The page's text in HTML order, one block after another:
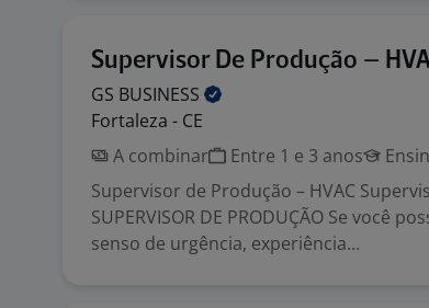
Supervisor De Produção –
GS BUSINESS
Fortaleza - CE
A combinar
Entre 1 e 3 anos
Supervisor de Produção – HVAC
SUPERVISOR DE PRODUÇÃO Se você
senso de urgência, experiência...